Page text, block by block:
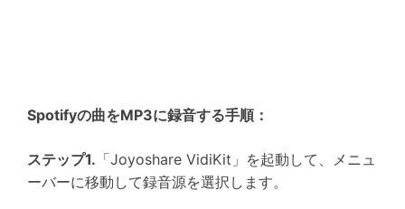
Spotifyの曲をMP3に録音する手順：
ステップ1. 「Joyoshare VidiKit」を起動して、メニュ
ーバーに移動して録音源を選択します。